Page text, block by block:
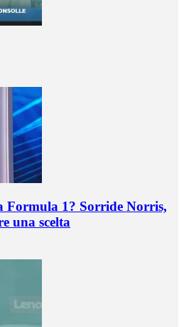
Formula 1? Sorride Norris,
una scelta